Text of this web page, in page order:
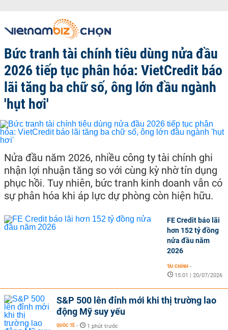
Bức tranh tài chính tiêu dùng nửa đầu
2026 tiếp tục phân hóa: VietCredit báo
lãi tăng ba chữ số, ông lớn đầu ngành
'hụt hơi'
Nửa đầu năm 2026, nhiều công ty tài chính ghi
nhận lợi nhuận tăng so với cùng kỳ nhờ tín dụng
phục hồi. Tuy nhiên, bức tranh kinh doanh vẫn có
sự phân hóa khi áp lực dự phòng còn hiện hữu.
FE Credit báo lãi
hơn 152 tỷ đồng
nửa đầu năm
2026
TÀI CHÍNH -
15:01 | 20/07/2026
S&P 500 lên đỉnh mới khi thị trường lao
động Mỹ suy yếu
QUỐC TẾ - 1 phút trước